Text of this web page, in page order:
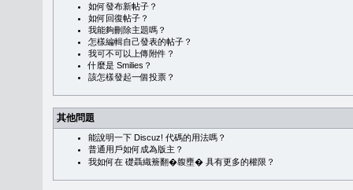
如何發布新帖子？
如何回復帖子？
我能夠刪除主題嗎？
怎樣編輯自己發表的帖子？
我可不可以上傳附件？
什麼是 Smilies？
該怎樣發起一個投票？
其他問題
能說明一下 Discuz! 代碼的用法嗎？
普通用戶如何成為版主？
我如何在 礎聶織簷翻�䪖壅� 具有更多的權限？